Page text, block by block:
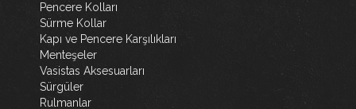
Pencere Kolları
Sürme Kollar
Kapı ve Pencere Karşılıkları
Menteşeler
Vasistas Aksesuarları
Sürgüler
Rulmanlar